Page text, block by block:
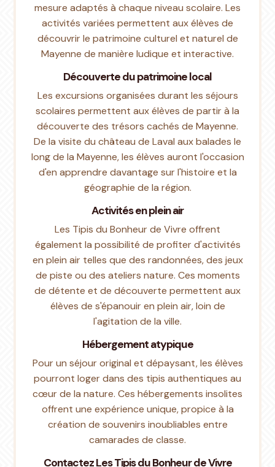
mesure adaptés à chaque niveau scolaire. Les
activités variées permettent aux élèves de
découvrir le patrimoine culturel et naturel de
Mayenne de manière ludique et interactive.
Découverte du patrimoine local
Les excursions organisées durant les séjours
scolaires permettent aux élèves de partir à la
découverte des trésors cachés de Mayenne.
De la visite du château de Laval aux balades le
long de la Mayenne, les élèves auront l'occasion
d'en apprendre davantage sur l'histoire et la
géographie de la région.
Activités en plein air
Les Tipis du Bonheur de Vivre offrent
également la possibilité de profiter d'activités
en plein air telles que des randonnées, des jeux
de piste ou des ateliers nature. Ces moments
de détente et de découverte permettent aux
élèves de s'épanouir en plein air, loin de
l'agitation de la ville.
Hébergement atypique
Pour un séjour original et dépaysant, les élèves
pourront loger dans des tipis authentiques au
cœur de la nature. Ces hébergements insolites
offrent une expérience unique, propice à la
création de souvenirs inoubliables entre
camarades de classe.
Contactez Les Tipis du Bonheur de Vivre